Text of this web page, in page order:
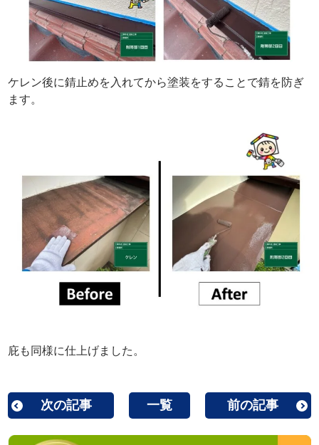
ケレン後に錆止めを入れてから塗装をすることで錆を防ぎ
ます。
庇も同様に仕上げました。
次の記事 一覧 前の記事